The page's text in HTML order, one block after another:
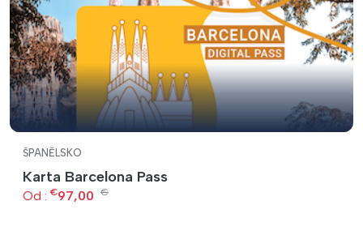
ŠPANĚLSKO
Karta Barcelona Pass
Od : €97,00 €